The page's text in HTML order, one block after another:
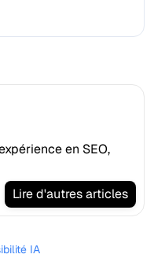
en SEO,
Lire d'autres articles
IA